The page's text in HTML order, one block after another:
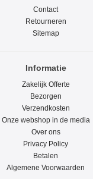
Contact
Retourneren
Sitemap
Informatie
Zakelijk Offerte
Bezorgen
Verzendkosten
Onze webshop in de media
Over ons
Privacy Policy
Betalen
Algemene Voorwaarden